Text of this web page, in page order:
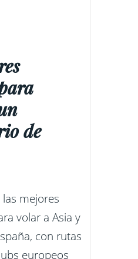
de
mejores
volar a Asia y
con rutas
europeos